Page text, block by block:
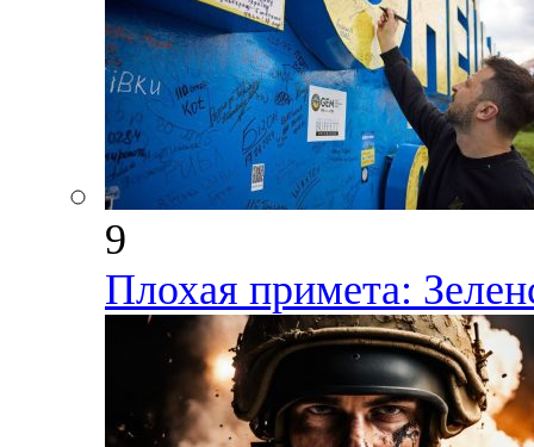
9
Плохая примета: